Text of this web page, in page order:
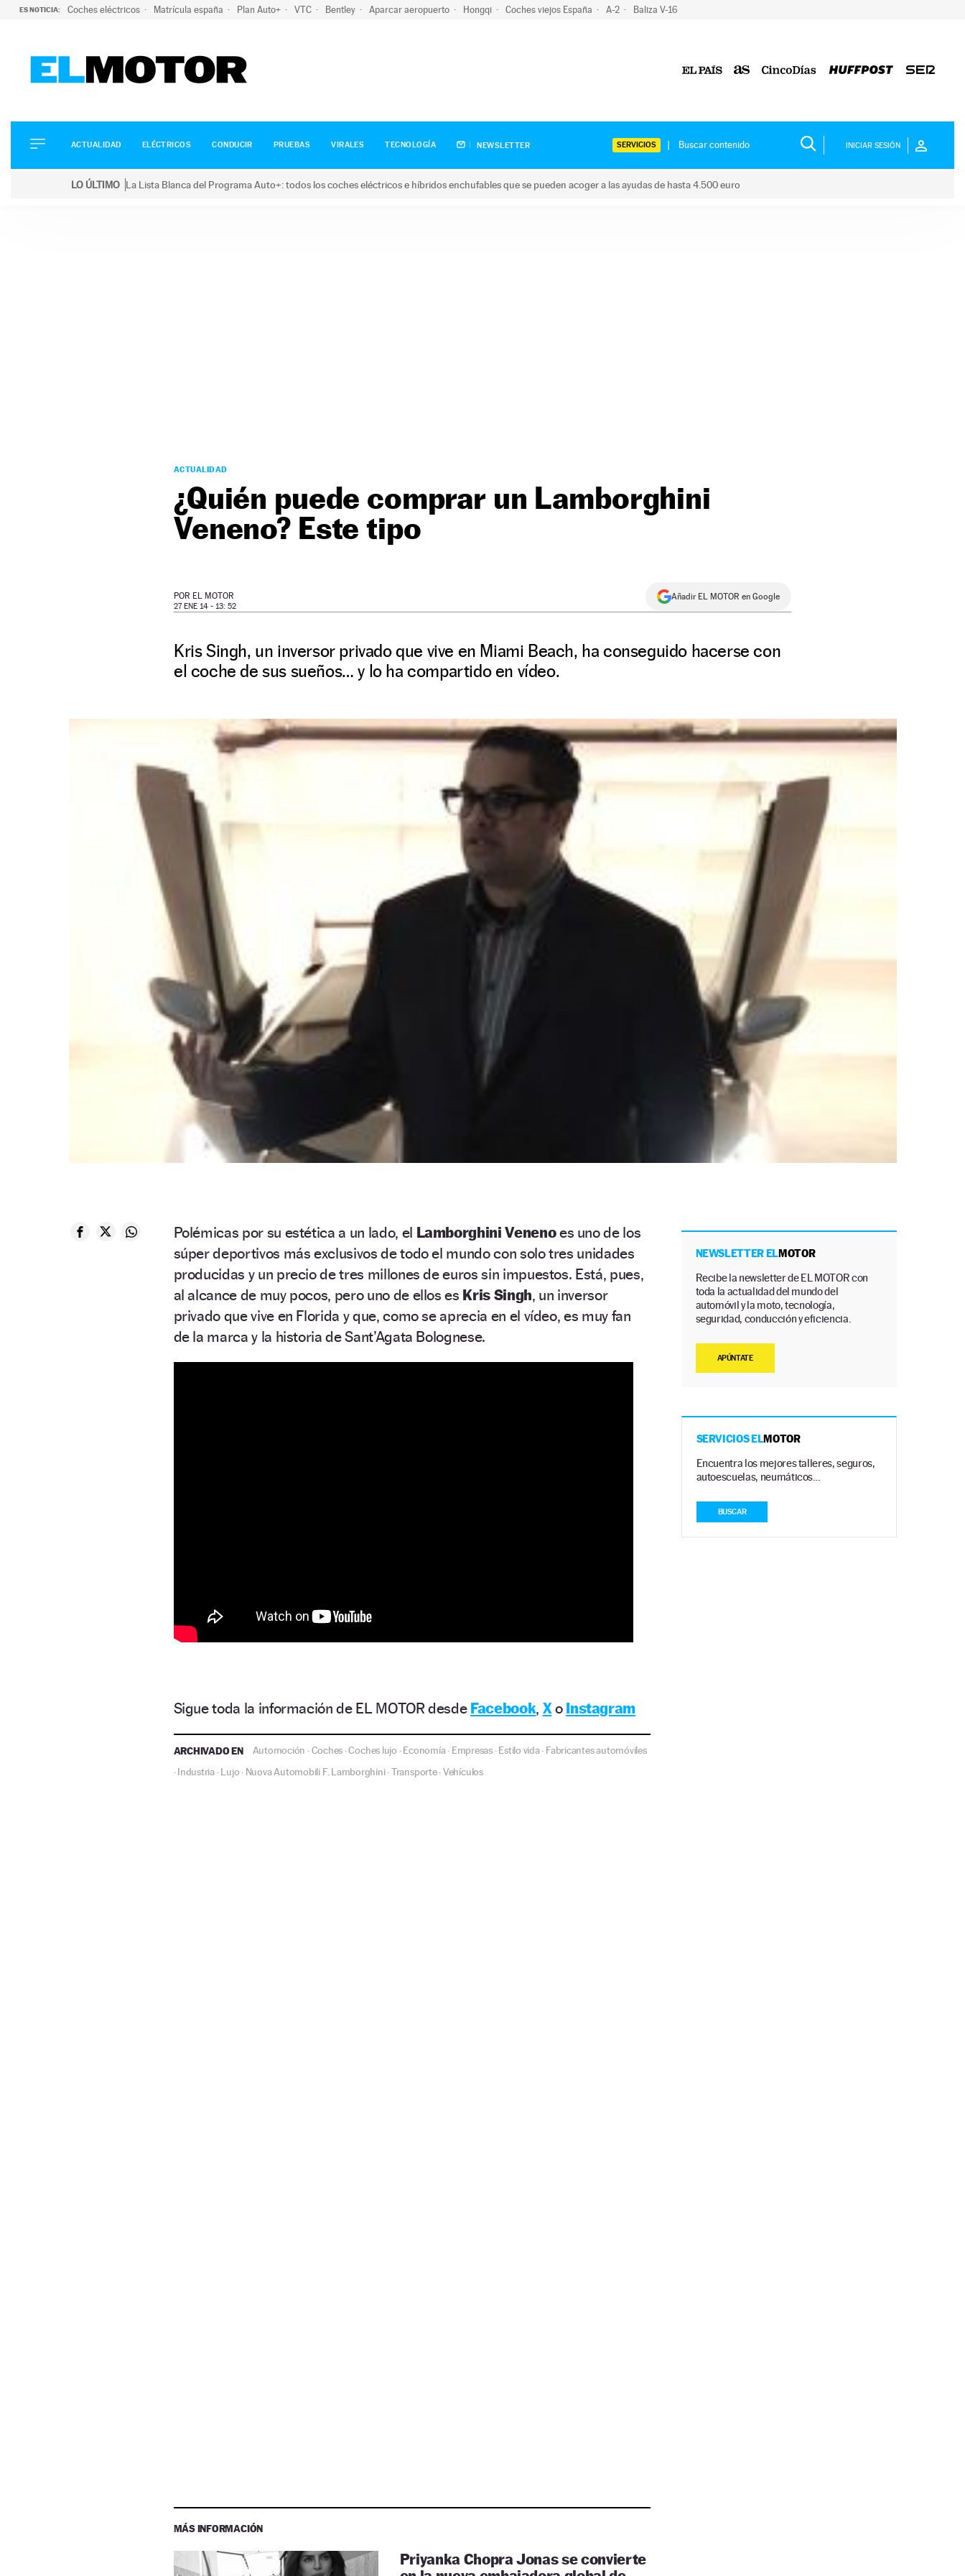
ES NOTICIA: Coches eléctricos Matrícula españa Plan Auto+ VTC Bentley Aparcar aeropuerto Hongqi Coches viejos España A-2 Baliza V-16
ELÉCTRICOS
CONDUCIR
ACTUALIDAD ELÉCTRICOS CONDUCIR PRUEBAS VIRALES TECNOLOGÍA NEWSLETTER SERVICIOS INICIAR SESIÓN
LO ÚLTIMO La Lista Blanca del Programa Auto+: todos los coches eléctricos e híbridos enchufables que se pueden acoger a las ayudas de hasta 4.500 euro
ACTUALIDAD
¿Quién puede comprar un Lamborghini
Veneno? Este tipo
POR EL MOTOR
27 ENE 14 - 13: 52
Añadir EL MOTOR en Google
Kris Singh, un inversor privado que vive en Miami Beach, ha conseguido hacerse con
el coche de sus sueños… y lo ha compartido en vídeo.
Polémicas por su estética a un lado, el Lamborghini Venenoes uno de los
súper deportivos más exclusivos de todo el mundo con solo tres unidades
producidas y un precio de tres millones de euros sin impuestos. Está, pues,
al alcance de muy pocos, pero uno de ellos es Kris Singh, un inversor
privado que vive en Florida y que, como se aprecia en el vídeo, es muy fan
de la marca y la historia de Sant’Agata Bolognese.
Sigue toda la información de EL MOTOR desde Facebook, Xo Instagram
ARCHIVADO EN Automoción ·Coches ·Coches lujo ·Economía· Empresas·Estilo vida· Fabricantes automóviles
·Industria·Lujo · Nuova Automobili F. Lamborghini·Transporte·Vehículos
MÁS INFORMACIÓN
Priyanka Chopra Jonas se convierte
NEWSLETTER ELMOTOR
Recibe la newsletter de EL MOTOR con
toda la actualidad del mundo del
automóvil y la moto, tecnología,
seguridad, conducción y eficiencia.
APÚNTATE
SERVICIOS ELMOTOR
Encuentra los mejores talleres, seguros,
autoescuelas, neumáticos…
BUSCAR